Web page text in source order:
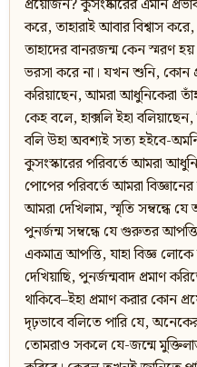
প্রয়োজন? কুসংষ্কারের এমনি
করে, তাহারাই আবার বিশ্বাস
তাহাদের বানরজন্ম কেন স্মরণ
ভরসা করে না। যখন শুনি, কোন
করিয়াছেন, আমরা আধুনিকেরা
কেহ বলে, হাক্সলি ইহা
বলি উহা অবশ্যই সত্য হইবে-অমনি
কুসংস্কারের পরিবর্তে আমরা
পোপের পরিবর্তে আমরা
আমরা দেখিলাম, স্মৃতি সম্বন্ধে
পুনর্জন্ম সম্বন্ধে যে গুরুতর
একমাত্র আপত্তি, যাহা বিজ্ঞ
দেখিয়াছি, পুনর্জন্মবাদ প্রমাণ
থাকিবে–ইহা প্রমাণ করার কোন
দৃঢ়ভাবে বলিতে পারি যে,
তোমরাও সকলে যে-জন্মে